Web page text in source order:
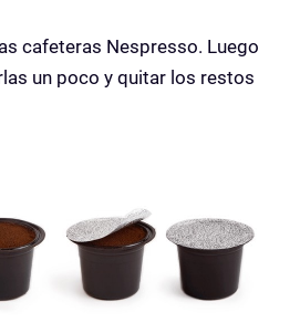
cafeteras Nespresso. Luego
un poco y quitar los restos